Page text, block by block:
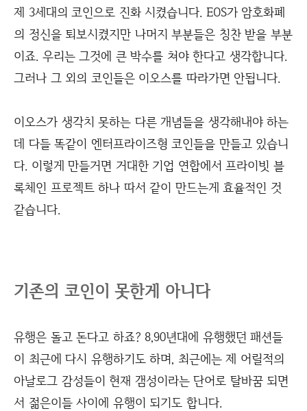
제 3세대의 코인으로 진화 시켰습니다. EOS가 암호화폐
의 정신을 퇴보시켰지만 나머지 부분들은 칭찬 받을 부분
이죠. 우리는 그것에 큰 박수를 쳐야 한다고 생각합니다.
그러나 그 외의 코인들은 이오스를 따라가면 안됩니다.
이오스가 생각치 못하는 다른 개념들을 생각해내야 하는
데 다들 똑같이 엔터프라이즈형 코인들을 만들고 있습니
다. 이렇게 만들거면 거대한 기업 연합에서 프라이빗 블
록체인 프로젝트 하나 따서 같이 만드는게 효율적인 것
같습니다.
기존의 코인이 못한게 아니다
유행은 돌고 돈다고 하죠? 8,90년대에 유행했던 패션들
이 최근에 다시 유행하기도 하며, 최근에는 제 어릴적의
아날로그 감성들이 현재 갬성이라는 단어로 탈바꿈 되면
서 젊은이들 사이에 유행이 되기도 합니다.